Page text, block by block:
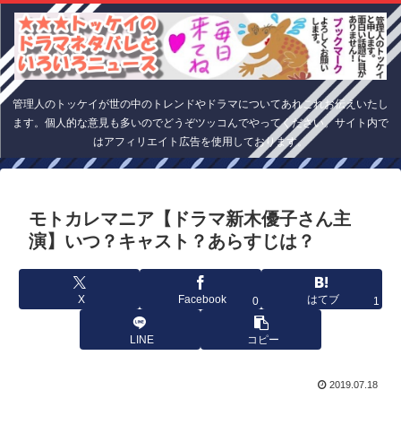
管理人のトッケイが世の中のトレンドやドラマについてあれこれお伝えいたし
ます。個人的な意見も多いのでどうぞツッコんでやってください。サイト内で
はアフィリエイト広告を使用しております。
モトカレマニア【ドラマ新木優子さん主
演】いつ？キャスト？あらすじは？
X Facebook 0 はてブ 1
LINE コピー
2019.07.18